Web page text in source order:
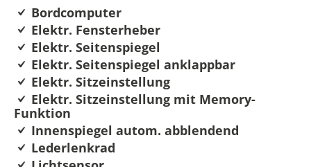
Bordcomputer
Elektr. Fensterheber
Elektr. Seitenspiegel
Elektr. Seitenspiegel anklappbar
Elektr. Sitzeinstellung
Elektr. Sitzeinstellung mit Memory-
Funktion
Innenspiegel autom. abblendend
Lederlenkrad